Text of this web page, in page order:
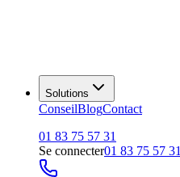
Solutions
ConseilBlogContact
01 83 75 57 31
Se connecter01 83 75 57 31